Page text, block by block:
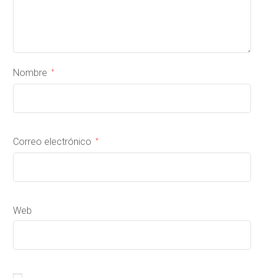
Nombre *
Correo electrónico *
Web